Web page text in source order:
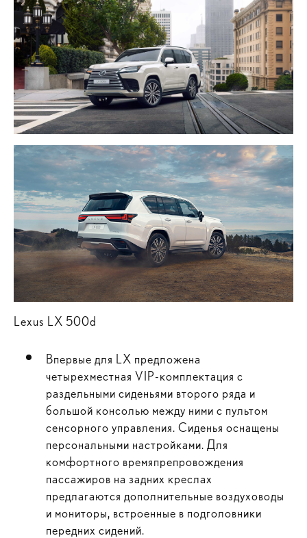
Lexus LX 500d
Впервые для LX предложена
четырехместная VIP-комплектация с
раздельными сиденьями второго ряда и
большой консолью между ними с пультом
сенсорного управления. Сиденья оснащены
персональными настройками. Для
комфортного времяпрепровождения
пассажиров на задних креслах
предлагаются дополнительные воздуховоды
и мониторы, встроенные в подголовники
передних сидений.